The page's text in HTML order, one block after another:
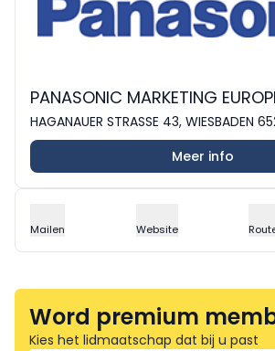
PANASONIC MARKETING
HAGANAUER STRASSE 43, WIESBADEN
Meer info
Mailen Website
Word premium
Kies het lidmaatschap dat bij u past